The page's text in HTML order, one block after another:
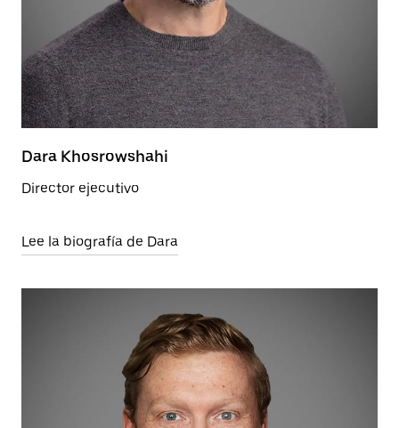
Dara Khosrowshahi
Director ejecutivo
Lee la biografía de Dara